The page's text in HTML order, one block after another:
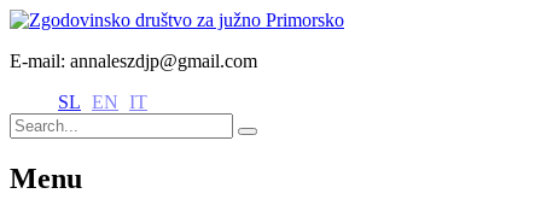
E-mail: annaleszdjp@gmail.com
SL EN IT
Menu